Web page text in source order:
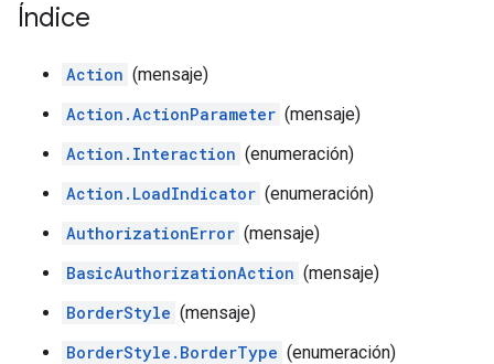
Índice
Action (mensaje)
Action.ActionParameter (mensaje)
Action.Interaction (enumeración)
Action.LoadIndicator (enumeración)
AuthorizationError (mensaje)
BasicAuthorizationAction (mensaje)
BorderStyle (mensaje)
BorderStyle.BorderType (enumeración)